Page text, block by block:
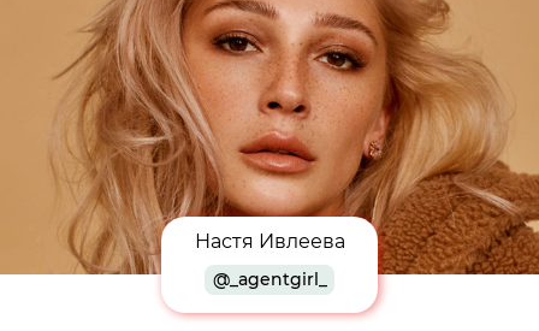
Настя Ивлеева
@_agentgirl_